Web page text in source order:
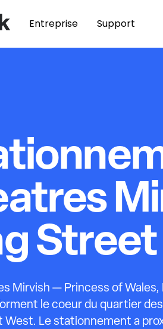
Entreprise Support
Mirvish — Princess of Wales,
le coeur du quartier
West. Le stationnement a